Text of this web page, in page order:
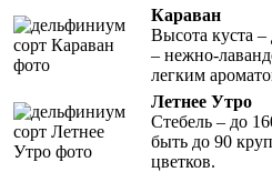
Караван
Высота куста
– нежно-
легким
Летнее Утро
Стебель – до
быть до 90
цветков.